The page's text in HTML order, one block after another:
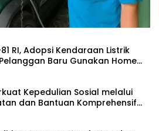
RI, Adopsi Kendaraan Listrik
Baru Gunakan Home
Kepedulian Sosial melalui
dan Bantuan Komprehensif